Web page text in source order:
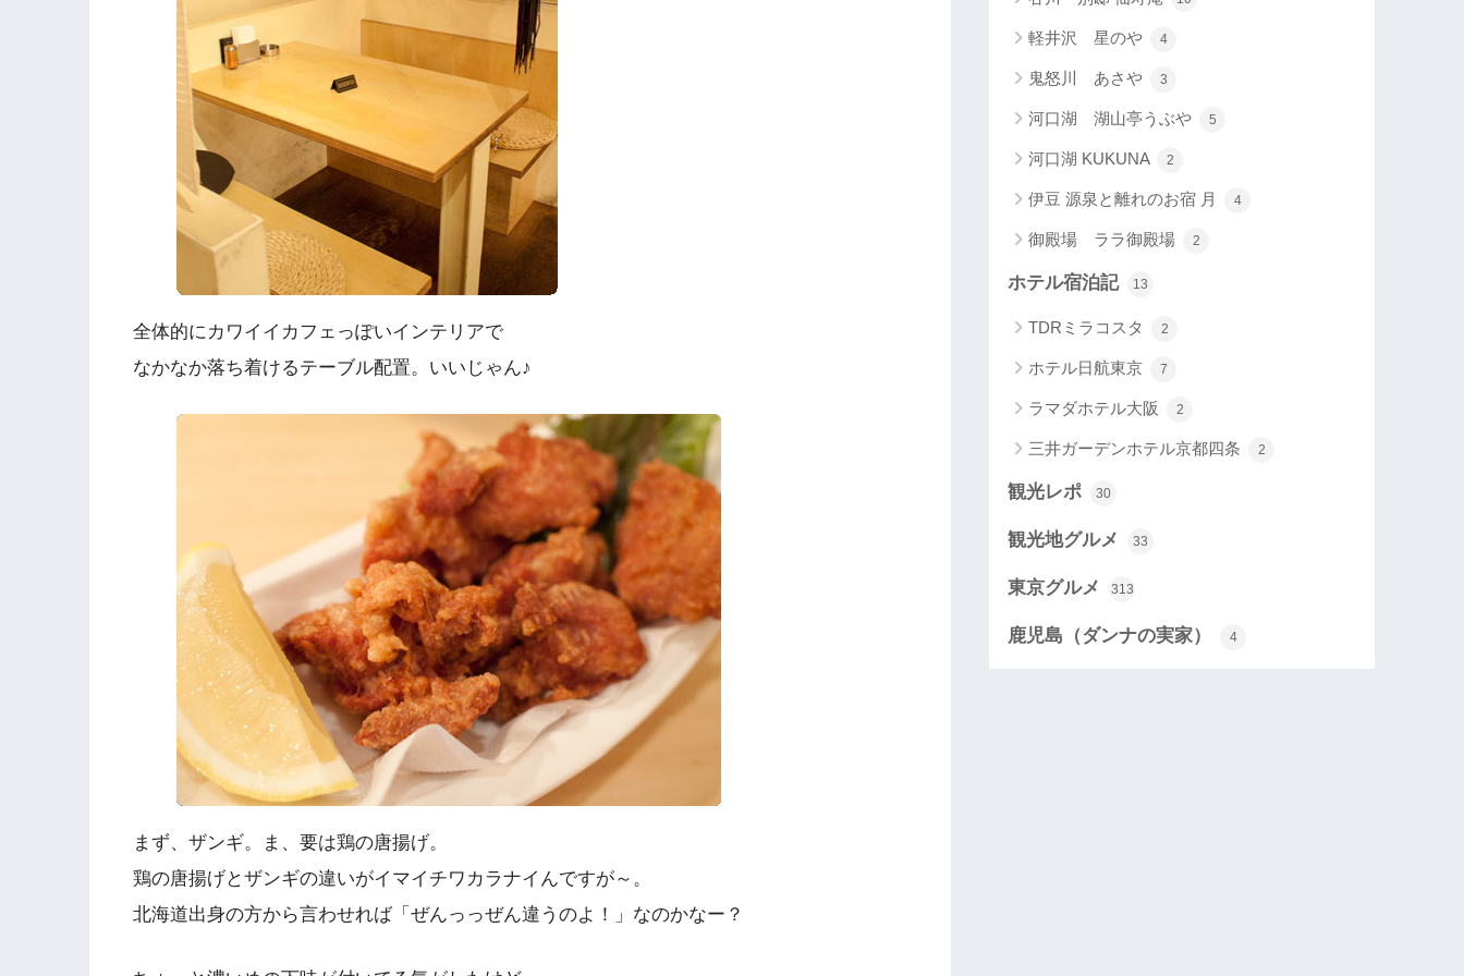
全体的にカワイイカフェっぽいインテリアで
なかなか落ち着けるテーブル配置。いいじゃん♪
まず、ザンギ。ま、要は鶏の唐揚げ。
鶏の唐揚げとザンギの違いがイマイチワカラナイんですが～。
北海道出身の方から言わせれば「ぜんっっぜん違うのよ！」なのかなー？
軽井沢 星のや 4
鬼怒川 あさや 3
河口湖 湖山亭うぶや 5
河口湖 KUKUNA 2
伊豆 源泉と離れのお宿 月 4
御殿場 ララ御殿場 2
ホテル宿泊記 13
TDRミラコスタ 2
ホテル日航東京 7
ラマダホテル大阪 2
三井ガーデンホテル京都四条 2
観光レポ 30
観光地グルメ 33
東京グルメ 313
鹿児島（ダンナの実家） 4